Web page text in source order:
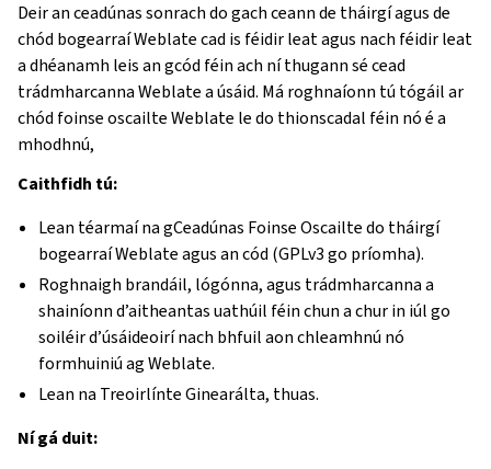
Deir an ceadúnas sonrach do gach ceann de tháirgí agus de
chód bogearraí Weblate cad is féidir leat agus nach féidir leat
a dhéanamh leis an gcód féin ach ní thugann sé cead
trádmharcanna Weblate a úsáid. Má roghnaíonn tú tógáil ar
chód foinse oscailte Weblate le do thionscadal féin nó é a
mhodhnú,
Caithfidh tú:
Lean téarmaí na gCeadúnas Foinse Oscailte do tháirgí
bogearraí Weblate agus an cód (GPLv3 go príomha).
Roghnaigh brandáil, lógónna, agus trádmharcanna a
shainíonn d’aitheantas uathúil féin chun a chur in iúl go
soiléir d’úsáideoirí nach bhfuil aon chleamhnú nó
formhuiniú ag Weblate.
Lean na Treoirlínte Ginearálta, thuas.
Ní gá duit: